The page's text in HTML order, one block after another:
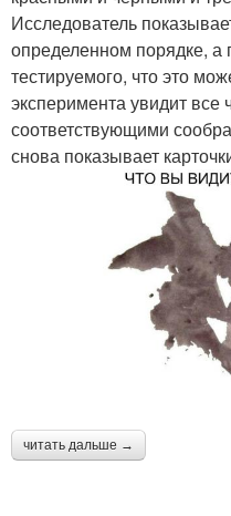
Исследователь
определенном порядке, а
тестируемого, что это
эксперимента увидит
соответствующими
снова показывает
читать дальше →